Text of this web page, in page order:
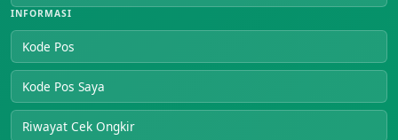
INFORMASI
Kode Pos
Kode Pos Saya
Riwayat Cek Ongkir